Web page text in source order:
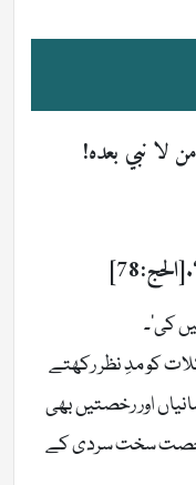
لا نبي بعده!
کی‘۔
کو مدِ نظر رکھتے
اور رخصتیں بھی
رخصت سخت سردی کے